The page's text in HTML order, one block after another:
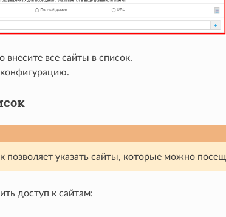
внесите все сайты в список.
позволяет указать сайты, которые можно
доступ к сайтам: